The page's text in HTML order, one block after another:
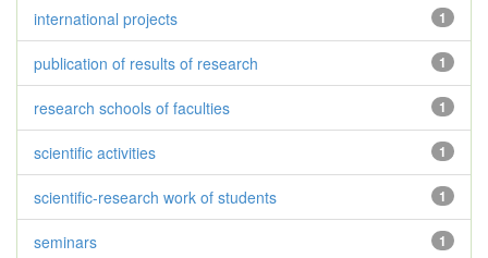
1
international projects
1
publication of results of research
1
research schools of faculties
1
scientific activities
1
scientific-research work of students
1
seminars